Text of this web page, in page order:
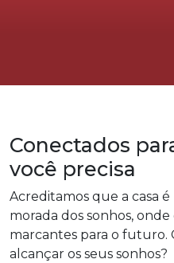
Conectados
você precisa
Acreditamos que a casa
morada dos sonhos,
marcantes para o futuro.
alcançar os seus sonhos?